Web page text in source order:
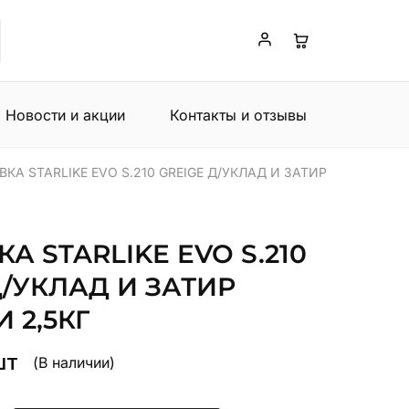
Новости и акции Контакты и отзывы
STARLIKE EVO S.210 GREIGE Д/УКЛАД И ЗАТИР
STARLIKE EVO S.210
УКЛАД И ЗАТИР
2,5КГ
(В наличии)